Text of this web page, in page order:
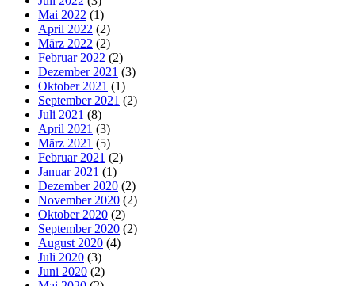
Mai 2022 (1)
April 2022 (2)
März 2022 (2)
Februar 2022 (2)
Dezember 2021 (3)
Oktober 2021 (1)
September 2021 (2)
Juli 2021 (8)
April 2021 (3)
März 2021 (5)
Februar 2021 (2)
Januar 2021 (1)
Dezember 2020 (2)
November 2020 (2)
Oktober 2020 (2)
September 2020 (2)
August 2020 (4)
Juli 2020 (3)
Juni 2020 (2)